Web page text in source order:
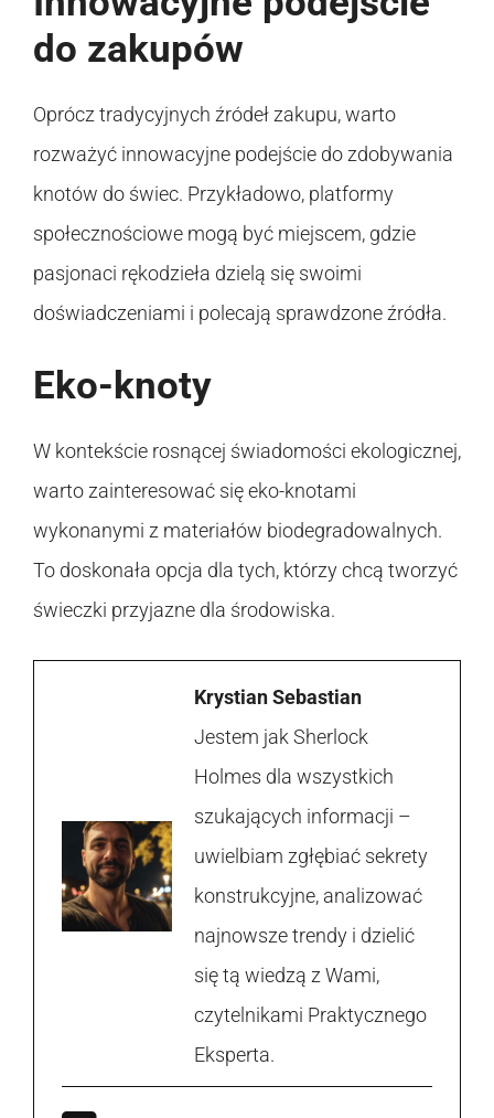
do zakupów
Oprócz tradycyjnych źródeł zakupu, warto
rozważyć innowacyjne podejście do zdobywania
knotów do świec. Przykładowo, platformy
społecznościowe mogą być miejscem, gdzie
pasjonaci rękodzieła dzielą się swoimi
doświadczeniami i polecają sprawdzone źródła.
Eko-knoty
W kontekście rosnącej świadomości ekologicznej,
warto zainteresować się eko-knotami
wykonanymi z materiałów biodegradowalnych.
To doskonała opcja dla tych, którzy chcą tworzyć
świeczki przyjazne dla środowiska.
Krystian Sebastian
Jestem jak Sherlock
Holmes dla wszystkich
szukających informacji –
uwielbiam zgłębiać sekrety
konstrukcyjne, analizować
najnowsze trendy i dzielić
się tą wiedzą z Wami,
czytelnikami Praktycznego
Eksperta.